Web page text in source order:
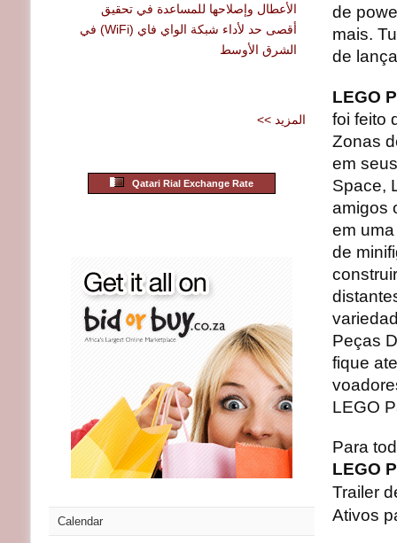
de
mais.
de
LEGO
foi feito
Zonas
em
Space,
amigos
em
de
Peças
fique
LEGO
Para
LEGO
Trailer
Ativos
الأعطال وإصلاحها للمساعدة في تحقيق
أقصى حد لأداء شبكة الواي فاي (WiFi) في
الشرق الأوسط
<< المزيد
Qatari Rial Exchange Rate
Calendar